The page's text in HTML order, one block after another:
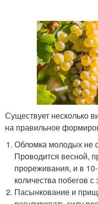
Существует несколько
на правильное
Обломка молодых не
Проводится весной,
прореживания, и в
количества побегов
Пасынкование и